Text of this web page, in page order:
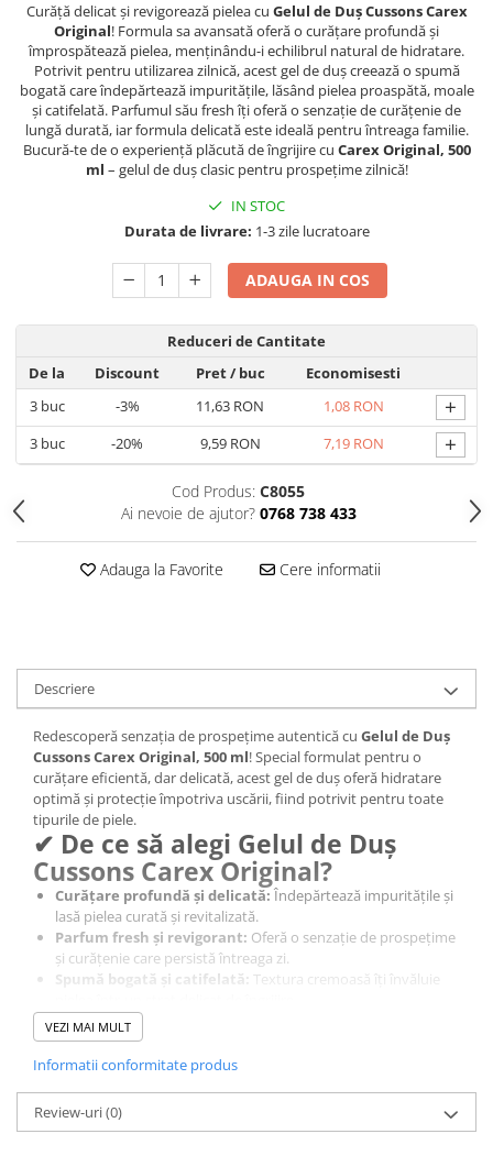
Bidoane si canistre
Gratare
Incubatoare
Lampi solare
Unelte
Hrana Pisici
Hrana Umeda
Hrana Uscata
Ingrijire Animale
Ingrijire Copii
Accesorii Ingrijire Copii
Dus si Baie
Sampon pentru Copii
Uleiuri, Lotiuni si Creme
Igiena Orala
Pasta de Dinti
Periuta de Dinti
Jucarii copii
Scutece pentru Copii
Servetele Umede pentru Copii
Ingrijire Personala
Creme de Maini
Deodorante si Antiperspirante
Deodorant Barbati
Deodorant Dama
Deodorant Unisex
Curăță delicat și revigorează pielea cu Gelul de Duș Cussons Carex
Original! Formula sa avansată oferă o curățare profundă și
împrospătează pielea, menținându-i echilibrul natural de hidratare.
Potrivit pentru utilizarea zilnică, acest gel de duș creează o spumă
bogată care îndepărtează impuritățile, lăsând pielea proaspătă, moale
și catifelată. Parfumul său fresh îți oferă o senzație de curățenie de
lungă durată, iar formula delicată este ideală pentru întreaga familie.
Bucură-te de o experiență plăcută de îngrijire cu Carex Original, 500
ml – gelul de duș clasic pentru prospețime zilnică!
IN STOC
Durata de livrare: 1-3 zile lucratoare
ADAUGA IN COS
Reduceri de Cantitate
De la
Discount Pret/ buc
Economisesti
3buc -3% 11,63 RON 1,08 RON +
3buc -20% 9,59 RON 7,19 RON +
Cod Produs: C8055
Ai nevoie de ajutor? 0768 738 433
Adauga la Favorite Cere informatii
Descriere
Redescoperă senzația de prospețime autentică cu Gelul de Duș
Cussons Carex Original, 500 ml! Special formulat pentru o
curățare eficientă, dar delicată, acest gel de duș oferă hidratare
optimă și protecție împotriva uscării, fiind potrivit pentru toate
tipurile de piele.
✔ De ce să alegi Gelul de Duș
Cussons Carex Original?
Curățare profundă și delicată: Îndepărtează impuritățile și
lasă pielea curată și revitalizată.
Parfum fresh și revigorant: Oferă o senzație de prospețime
și curățenie care persistă întreaga zi.
Spumă bogată și catifelată: Textura cremoasă îți învăluie
Potrivit pentru întreaga familie:
ideală pentru toate tipurile de piele, inclusiv sensibilă.
Hidratare optimă:Protejează bariera naturală a pielii,
🛠 Cum se utilizează?
Aplică o cantitate mică de gel de duș pe pielea umedă sau pe
VEZI MAI MULT
Informatii conformitate produs
Review-uri(0)